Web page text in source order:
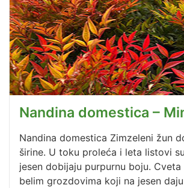
Nandina domestica –
Nandina domestica Zimzeleni žun
širine. U toku proleća i leta listovi
jesen dobijaju purpurnu boju.
belim grozdovima koji na jesen